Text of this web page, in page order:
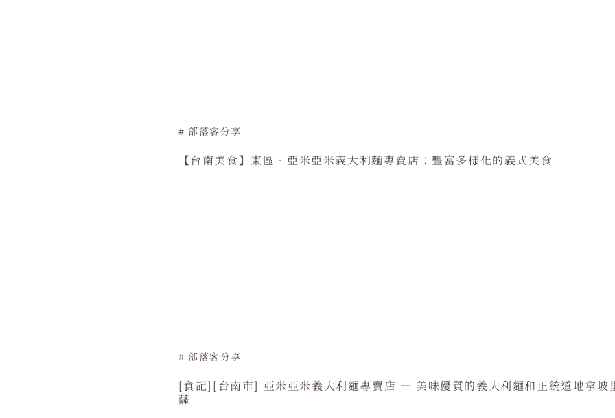
部落客分享
【台南美食】東區．亞米亞米義大利麵專賣店：豐富多樣化的義式美食
部落客分享
[食記][台南市] 亞米亞米義大利麵專賣店 — 美味優質的義大利麵和正統道地拿坡
薩